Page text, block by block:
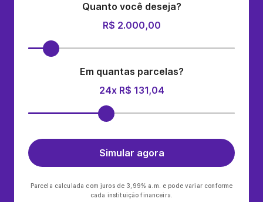
Quanto você deseja?
R$ 2.000,00
Em quantas parcelas?
24x R$ 131,04
Simular agora
Parcela calculada com juros de 3,99% a.m. e pode variar conforme
cada instituição financeira.